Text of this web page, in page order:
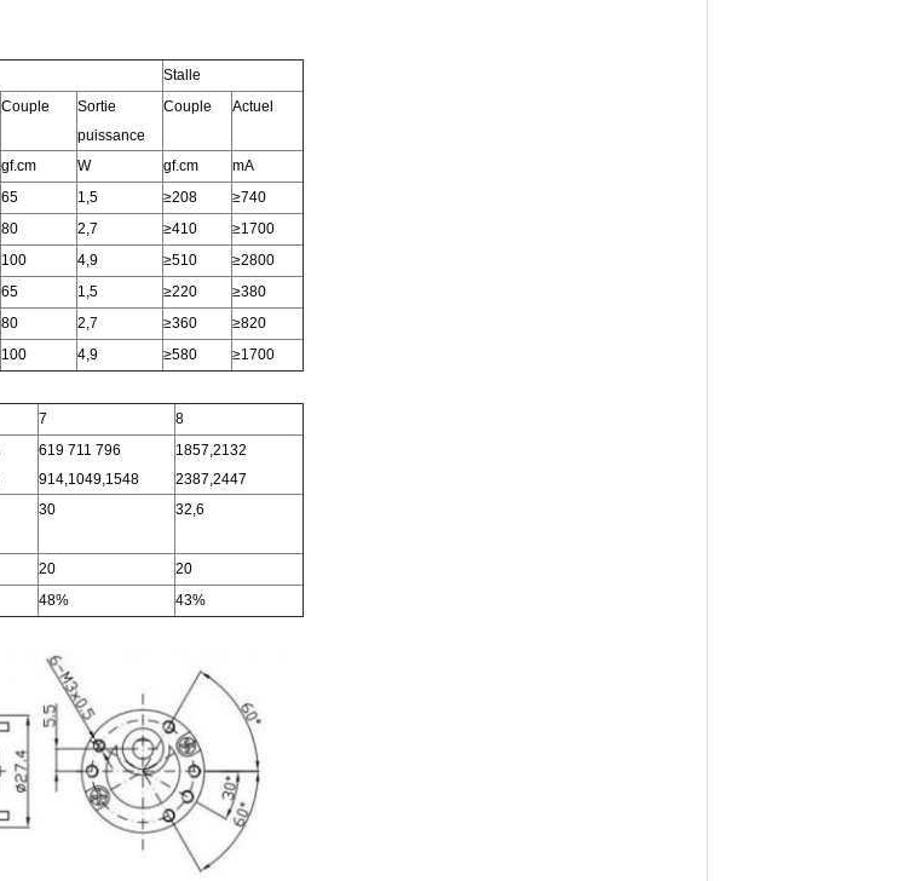
Stalle
Couple
Sortie
puissance
Couple Actuel
gf.cm W gf.cm
mA
65 1,5 ≥208
≥740
80 2,7 ≥410
≥1700
100 4,9 ≥510
≥2800
65 1,5 ≥220
≥380
80 2,7 ≥360
≥820
100 4,9 ≥580 ≥1700
7
8
619 711 796
914,1049,1548
1857,2132
2387,2447
30 32,6
20
20
48% 43%